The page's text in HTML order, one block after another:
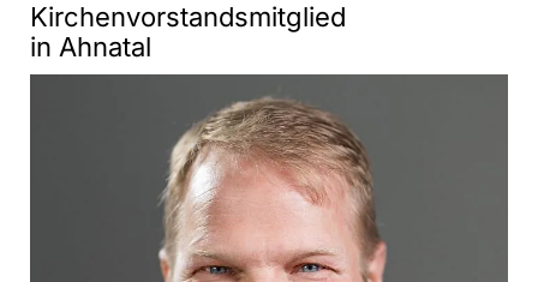
Kirchenvorstandsmitglied
in Ahnatal